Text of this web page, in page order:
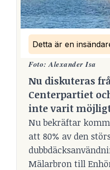
Detta är en
Foto: Alexander Isa
Nu diskuteras
Centerpartiet
inte varit
Nu bekräftar
att 80% av den
Mälarbron till